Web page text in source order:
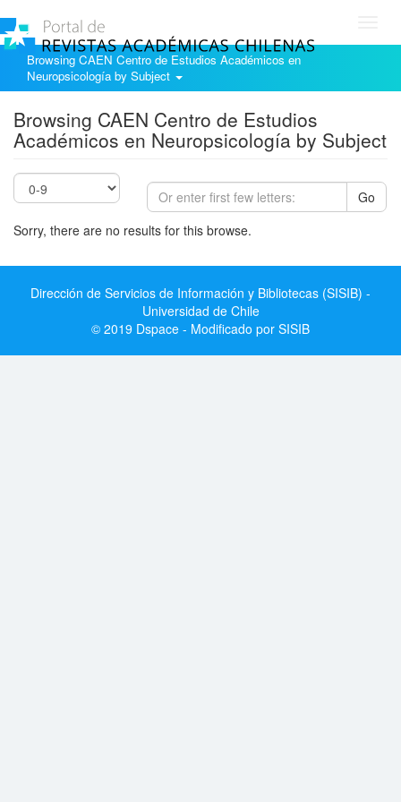
Browsing CAEN Centro de Estudios Académicos en
Neuropsicología by Subject
Browsing CAEN Centro de Estudios
Académicos en Neuropsicología by Subject
Go
Sorry, there are no results for this browse.
Dirección de Servicios de Información y Bibliotecas (SISIB) -
Universidad de Chile
© 2019 Dspace - Modificado por SISIB